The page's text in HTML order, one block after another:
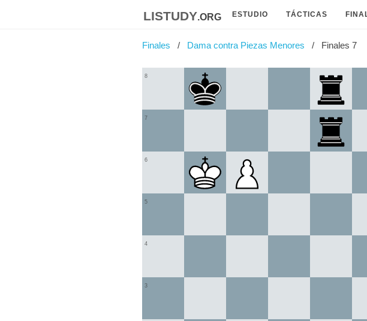
listudy.org ESTUDIO TÁCTICAS
Finales Dama contra Piezas Menores Finales 7
3
4
5
6
7
8